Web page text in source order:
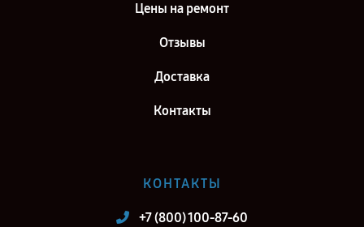
Цены на ремонт
Отзывы
Доставка
Контакты
КОНТАКТЫ
+7 (800) 100-87-60